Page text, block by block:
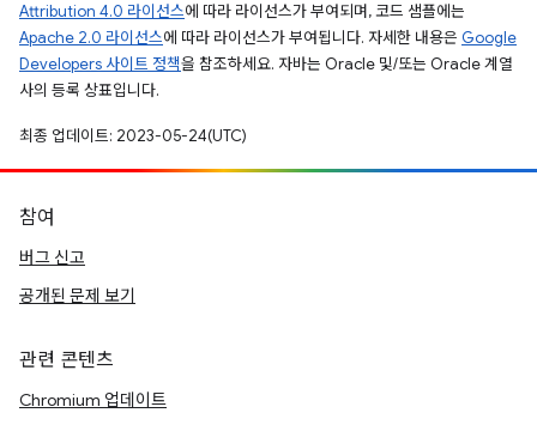
Attribution 4.0 라이선스에 따라 라이선스가 부여되며, 코드 샘플에는
Apache 2.0 라이선스에 따라 라이선스가 부여됩니다. 자세한 내용은 Google
Developers 사이트 정책을 참조하세요. 자바는 Oracle 및/또는 Oracle 계열
사의 등록 상표입니다.
최종 업데이트: 2023-05-24(UTC)
참여
버그 신고
공개된 문제 보기
관련 콘텐츠
Chromium 업데이트